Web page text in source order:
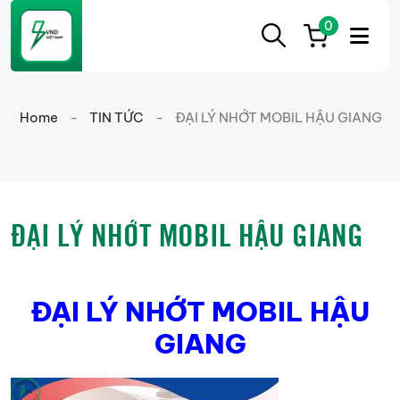
ẮC
CẦN
THƠ
Ắc
Cần
giá
tốt
0
Home - TIN TỨC - ĐẠI LÝ NHỚT MOBIL HẬU GIANG
ĐẠI LÝ NHỚT MOBIL HẬU GIANG
ĐẠI LÝ NHỚT MOBIL HẬU
GIANG